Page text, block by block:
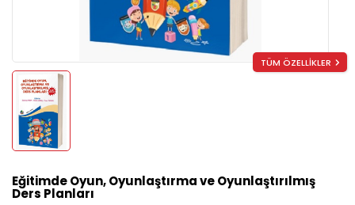
TÜM ÖZELLİKLER
Eğitimde Oyun, Oyunlaştırma ve Oyunlaştırılmış
Ders Planları